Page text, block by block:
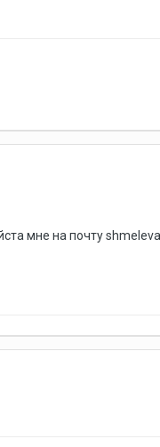
мне на почту